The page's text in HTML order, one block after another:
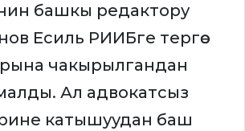
башкы редактору
Есиль РИИБге тергөө
чакырылгандан
Ал адвокатсыз
катышуудан баш